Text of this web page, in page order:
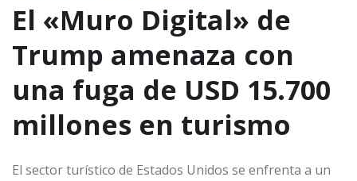
El «Muro Digital» de
Trump amenaza con
una fuga de USD 15.700
millones en turismo
El sector turístico de Estados Unidos se enfrenta a un